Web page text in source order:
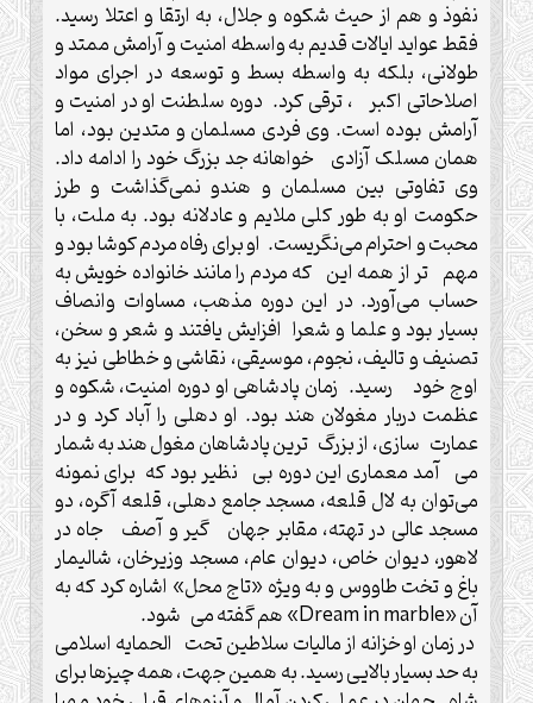
نفوذ و هم از حیث شکوه و جلال، به ارتقا و اعتلا رسید.
فقط عواید ایالات قدیم به واسطه امنیت و آرامش ممتد و
طولانی، بلکه به واسطه بسط و توسعه در اجرای مواد
اصلاحاتی اکبر ، ترقی کرد. دوره سلطنت او در امنیت و
آرامش بوده است. وی فردی مسلمان و متدین بود، اما
همان مسلک آزادی خواهانه جد بزرگ خود را ادامه داد.
وی تفاوتی بین مسلمان و هندو نمی‌گذاشت و طرز
حکومت او به طور کلی ملایم و عادلانه بود. به ملت، با
محبت و احترام می‌نگریست. او برای رفاه مردم کوشا بود و
مهم تر از همه این که مردم را مانند خانواده خویش به
حساب می‌آورد. در این دوره مذهب، مساوات وانصاف
بسیار بود و علما و شعرا افزایش یافتند و شعر و سخن،
تصنیف و تالیف، نجوم، موسیقی، نقاشی و خطاطی نیز به
اوج خود رسید. زمان پادشاهی او دوره امنیت، شکوه و
عظمت دربار مغولان هند بود. او دهلی را آباد کرد و در
عمارت سازی، از بزرگ ترین پادشاهان مغول هند به شمار
می آمد معماری این دوره بی نظیر بود که برای نمونه
می‌توان به لال قلعه، مسجد جامع دهلی، قلعه آگره، دو
مسجد عالی در تهته، مقابر جهان گیر و آصف جاه در
لاهور، دیوان خاص، دیوان عام، مسجد وزیرخان، شالیمار
باغ و تخت طاووس و به ویژه «تاج محل» اشاره کرد که به
آن «Dream in marble» هم گفته می شود.
در زمان او خزانه از مالیات سلاطین تحت الحمایه اسلامی
به حد بسیار بالایی رسید. به همین جهت، همه چیزها برای